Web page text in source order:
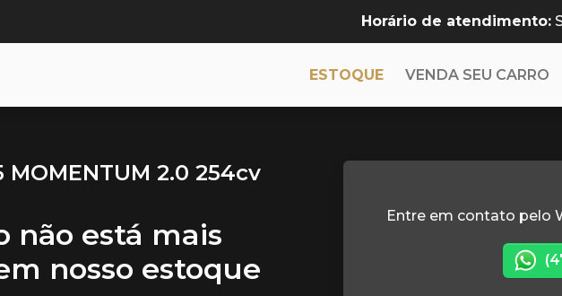
Horário de atendimento:
ESTOQUE VENDA SEU CARRO
MOMENTUM 2.0 254cv
não está mais
nosso estoque
Entre em contato pelo